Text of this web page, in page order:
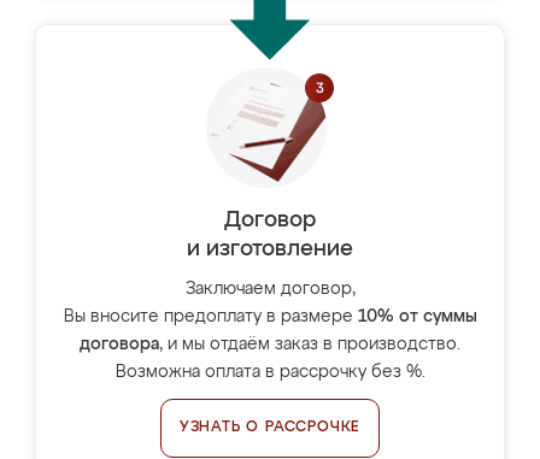
Договор
и изготовление
Заключаем договор,
Вы вносите предоплату в размере 10% от суммы
договора, и мы отдаём заказ в производство.
Возможна оплата в рассрочку без %.
УЗНАТЬ О РАССРОЧКЕ